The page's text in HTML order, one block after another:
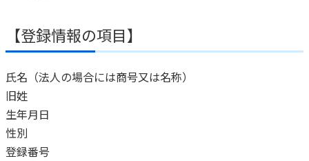
【登録情報の項目】
氏名（法人の場合には商号又は名称）
旧姓
生年月日
性別
登録番号